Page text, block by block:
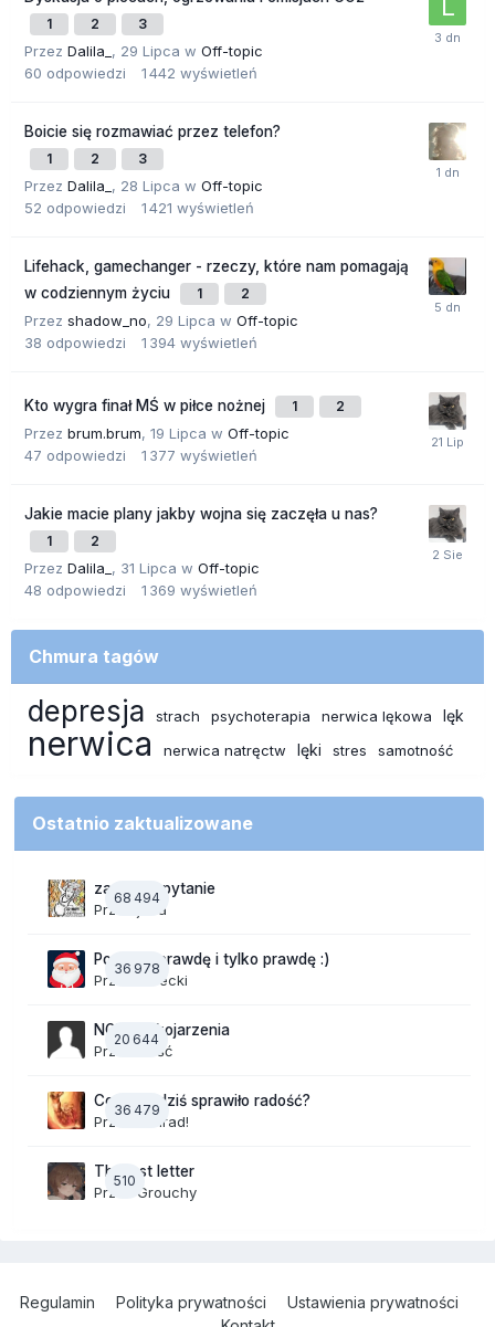
1 2 3
Przez Dalila_ , 29 Lipca w Off-topic
60 odpowiedzi 1 442 wyświetleń
Boicie się rozmawiać przez telefon?
1 2 3
Przez Dalila_ , 28 Lipca w Off-topic
52 odpowiedzi 1 421 wyświetleń
Lifehack, gamechanger - rzeczy, które nam pomagają
w codziennym życiu
1 2
Przez shadow_no, 29 Lipca w Off-topic
38 odpowiedzi 1 394 wyświetleń
Kto wygra finał MŚ w piłce nożnej 1 2
Przez brum.brum, 19 Lipca w Off-topic
47 odpowiedzi 1 377 wyświetleń
Jakie macie plany jakby wojna się zaczęła u nas?
1 2
Przez Dalila_ , 31 Lipca w Off-topic
48 odpowiedzi 1 369 wyświetleń
Chmura tagów
depresja strach psychoterapia nerwica lękowa lęk
nerwica nerwica natręctw lęki stres samotność
Ostatnio zaktualizowane
68 494
zadajesz pytanie
Przez
jaaa
36 978
Powiedz prawdę i tylko prawdę :)
Przez
Jurecki
20 644
NOWE Skojarzenia
Przez Gość
36 479
Co Wam dziś sprawiło radość?
Przez
Konrad!
510
The last letter
Przez Grouchy
Regulamin Polityka prywatności
Ustawienia prywatności